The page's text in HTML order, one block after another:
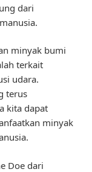
dari
minyak bumi
terkait
udara.
terus
kita dapat
minyak
Doe dari